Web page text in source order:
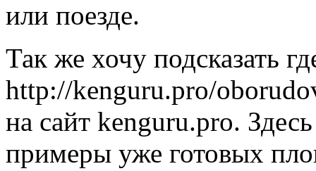
или поезде.
Так же хочу подсказать
http://kenguru.pro/
на сайт kenguru.pro.
примеры уже готовых